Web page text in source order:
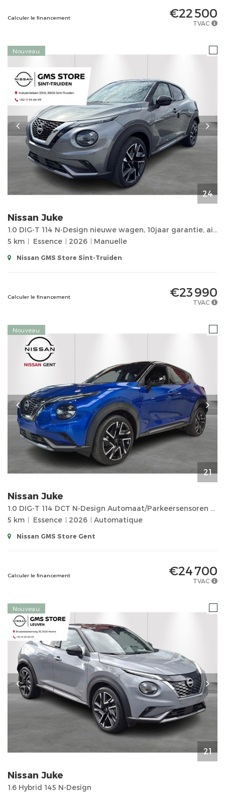
Calculer le financement €22 500
TVAC
24
Nouveau
Nissan Juke
1.0 DIG-T 114 N-Design nieuwe wagen, 10jaar garantie, airco, navigatie, verwarmde zetels, Apple Carp
5 km
Essence 2026 Manuelle
Nissan GMS Store Sint-Truiden
Calculer le financement €23 990
TVAC
21
Nouveau
Nissan Juke
1.0 DIG-T 114 DCT N-Design Automaat/Parkeersensoren vooraan en achteraan/Camera Achteraan/Cruise Con
5 km
Essence 2026 Automatique
Nissan GMS Store Gent
Calculer le financement €24 700
TVAC
21
Nouveau
Nissan Juke
1.6 Hybrid 145 N-Design